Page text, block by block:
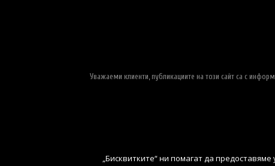
Уважаеми клиенти, публикациите на този сайт са с
„Бисквитките“ ни помагат да